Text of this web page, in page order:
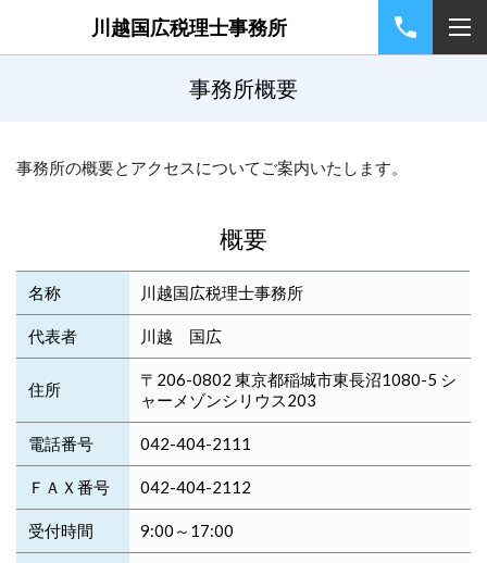
川越国広税理士事務所
事務所概要
事務所の概要とアクセスについてご案内いたします。
概要
名称 川越国広税理士事務所
代表者 川越 国広
住所
〒206-0802 東京都稲城市東長沼1080-5 シ
ャーメゾンシリウス203
電話番号 042-404-2111
ＦＡＸ番号 042-404-2112
受付時間 9:00～17:00